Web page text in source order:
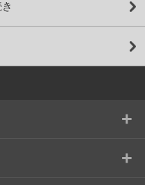
+
+